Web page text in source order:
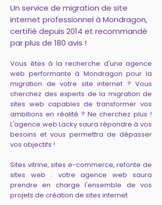
Un service de migration de site
internet professionnel à Mondragon,
certifié depuis 2014 et recommandé
par plus de 180 avis !
Vous êtes à la recherche d'une agence
web performante à Mondragon pour la
migration de votre site internet ? Vous
cherchez des experts de la migration de
sites web capables de transformer vos
ambitions en réalité ? Ne cherchez plus !
L'agence web Lacky saura répondre à vos
besoins et vous permettra de dépasser
vos objectifs !
Sites vitrine, sites e-commerce, refonte de
sites web : votre agence web saura
prendre en charge l'ensemble de vos
projets de création de sites internet.